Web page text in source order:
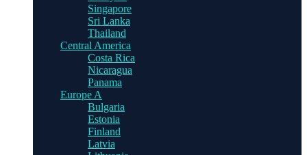
Singapore
Sri Lanka
Thailand
Central America
Costa Rica
Nicaragua
Panama
Europe A
Bulgaria
Estonia
Finland
Latvia